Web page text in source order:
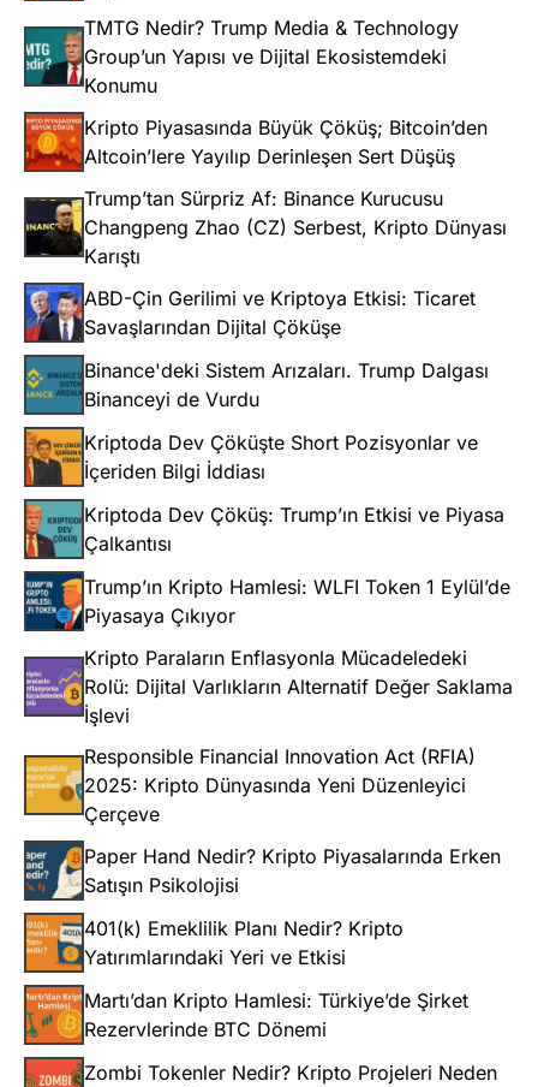
TMTG Nedir? Trump Media & Technology
Group’un Yapısı ve Dijital Ekosistemdeki
Konumu
Kripto Piyasasında Büyük Çöküş; Bitcoin’den
Altcoin’lere Yayılıp Derinleşen Sert Düşüş
Trump’tan Sürpriz Af: Binance Kurucusu
Changpeng Zhao (CZ) Serbest, Kripto Dünyası
Karıştı
ABD-Çin Gerilimi ve Kriptoya Etkisi: Ticaret
Savaşlarından Dijital Çöküşe
Binance'deki Sistem Arızaları. Trump Dalgası
Binanceyi de Vurdu
Kriptoda Dev Çöküşte Short Pozisyonlar ve
İçeriden Bilgi İddiası
Kriptoda Dev Çöküş: Trump’ın Etkisi ve Piyasa
Çalkantısı
Trump’ın Kripto Hamlesi: WLFI Token 1 Eylül’de
Piyasaya Çıkıyor
Kripto Paraların Enflasyonla Mücadeledeki
Rolü: Dijital Varlıkların Alternatif Değer Saklama
İşlevi
Responsible Financial Innovation Act (RFIA)
2025: Kripto Dünyasında Yeni Düzenleyici
Çerçeve
Paper Hand Nedir? Kripto Piyasalarında Erken
Satışın Psikolojisi
401(k) Emeklilik Planı Nedir? Kripto
Yatırımlarındaki Yeri ve Etkisi
Martı’dan Kripto Hamlesi: Türkiye’de Şirket
Rezervlerinde BTC Dönemi
Zombi Tokenler Nedir? Kripto Projeleri Neden